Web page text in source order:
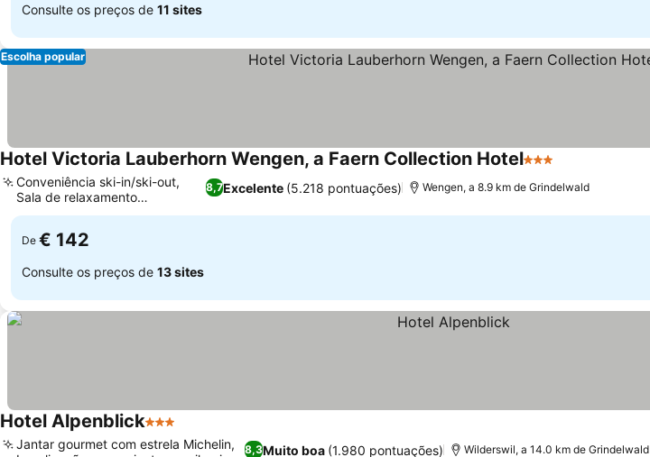
Consulte os preços de 11 sites
Escolha popular
Hotel Victoria Lauberhorn Wengen, a Faern Collection Hotel3 Estrelas
8,7Excelente (5.218 pontuações)
Conveniência ski-in/ski-out,
Sala de relaxamento
panorâmica
Wengen, a 8.9 km de Grindelwald
De € 142
Consulte os preços de 13 sites
Hotel Alpenblick3 Estrelas
8,3Muito boa (1.980 pontuações)
Jantar gourmet com estrela Michelin,
Wilderswil, a 14.0 km de Grindelwald